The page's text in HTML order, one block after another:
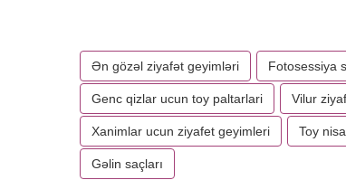
Ən gözəl ziyafət geyimləri Fotosessiya
Genc qizlar ucun toy paltarlari Vilur
Xanimlar ucun ziyafet geyimleri Toy
Gəlin saçları